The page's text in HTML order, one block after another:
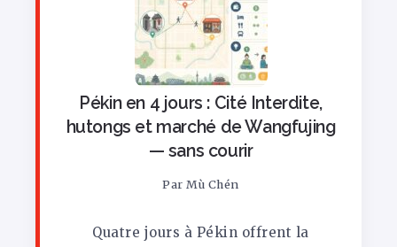
Pékin en 4 jours : Cité Interdite,
hutongs et marché de Wangfujing
— sans courir
Par Mù Chén
Quatre jours à Pékin offrent la